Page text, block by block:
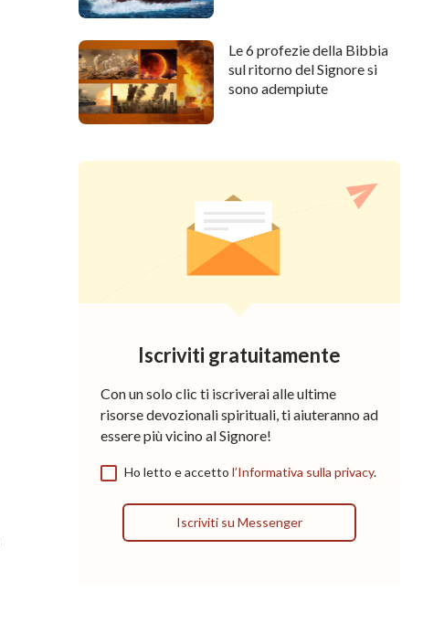
Le 6 profezie della Bibbia
sul ritorno del Signore si
sono adempiute
Iscriviti gratuitamente
Con un solo clic ti iscriverai alle ultime
risorse devozionali spirituali, ti aiuteranno ad
essere più vicino al Signore!
Ho letto e accetto l’Informativa sulla privacy.
Iscriviti su Messenger